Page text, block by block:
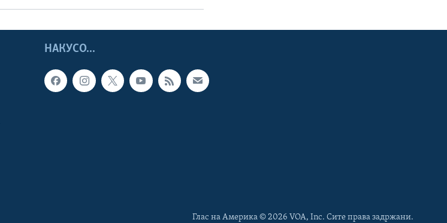
НАКУСО...
Глас на Америка © 2026 VOA, Inc. Сите права задржани.